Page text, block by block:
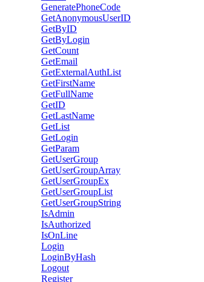
GeneratePhoneCode
GetAnonymousUserID
GetByID
GetByLogin
GetCount
GetEmail
GetExternalAuthList
GetFirstName
GetFullName
GetID
GetLastName
GetList
GetLogin
GetParam
GetUserGroup
GetUserGroupArray
GetUserGroupEx
GetUserGroupList
GetUserGroupString
IsAdmin
IsAuthorized
IsOnLine
Login
LoginByHash
Logout
Register